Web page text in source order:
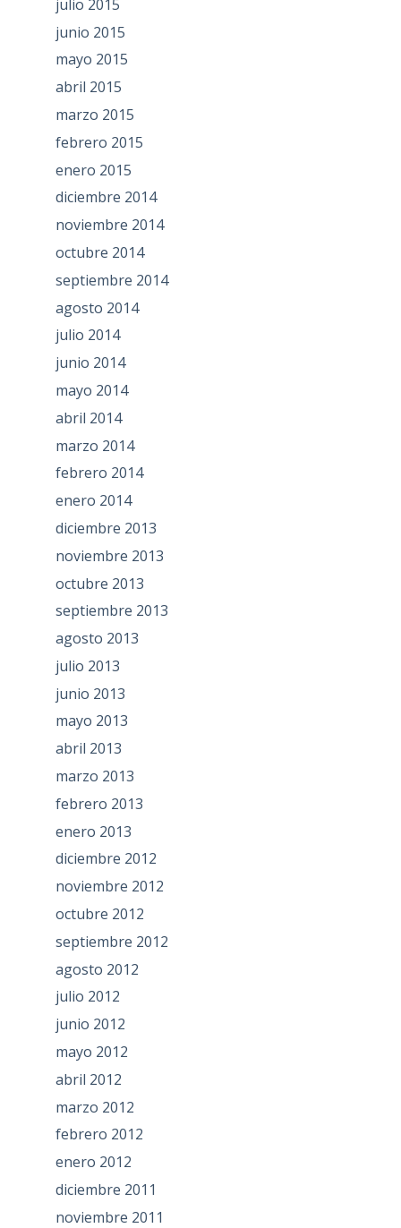
julio 2015
junio 2015
mayo 2015
abril 2015
marzo 2015
febrero 2015
enero 2015
diciembre 2014
noviembre 2014
octubre 2014
septiembre 2014
agosto 2014
julio 2014
junio 2014
mayo 2014
abril 2014
marzo 2014
febrero 2014
enero 2014
diciembre 2013
noviembre 2013
octubre 2013
septiembre 2013
agosto 2013
julio 2013
junio 2013
mayo 2013
abril 2013
marzo 2013
febrero 2013
enero 2013
diciembre 2012
noviembre 2012
octubre 2012
septiembre 2012
agosto 2012
julio 2012
junio 2012
mayo 2012
abril 2012
marzo 2012
febrero 2012
enero 2012
diciembre 2011
noviembre 2011